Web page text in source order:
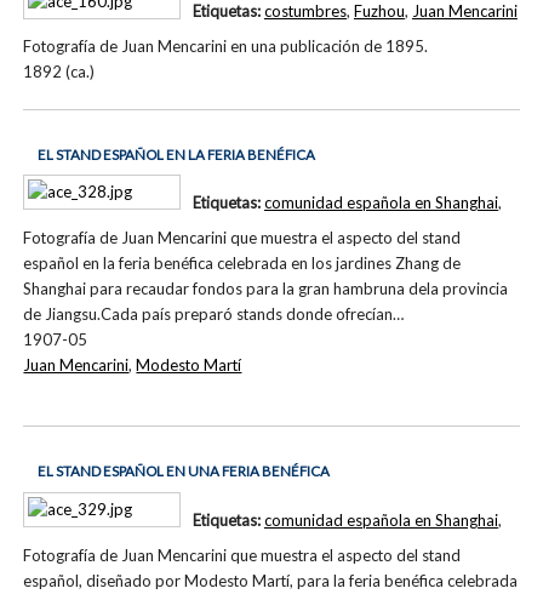
Fotografía de Juan Mencarini en una publicación de 1895.
1892 (ca.)
Etiquetas:costumbres, Fuzhou, Juan Mencarini
EL STAND ESPAÑOL EN LA FERIA BENÉFICA
Fotografía de Juan Mencarini que muestra el aspecto del stand
español en la feria benéfica celebrada en los jardines Zhang de
Shanghai para recaudar fondos para la gran hambruna dela provincia
de Jiangsu.Cada país preparó stands donde ofrecían…
1907-05
Etiquetas:comunidad española en Shanghai,
Juan Mencarini,Modesto Martí
EL STAND ESPAÑOL EN UNA FERIA BENÉFICA
Fotografía de Juan Mencarini que muestra el aspecto del stand
español, diseñado por Modesto Martí, para la feria benéfica celebrada
Etiquetas:comunidad española en Shanghai,